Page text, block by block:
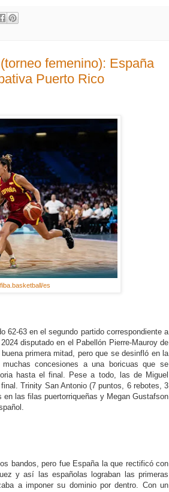
femenino): España
Puerto Rico
es
62-63 en el segundo partido correspondiente a
disputado en el Pabellón Pierre-Mauroy de
primera mitad, pero que se desinfló en la
concesiones a una boricuas que se
hasta el final. Pese a todo, las de Miguel
Trinity San Antonio (7 puntos, 6 rebotes, 3
las filas puertorriqueñas y Megan Gustafson
bandos, pero fue España la que rectificó con
y así las españolas lograban las primeras
a imponer su dominio por dentro. Con un